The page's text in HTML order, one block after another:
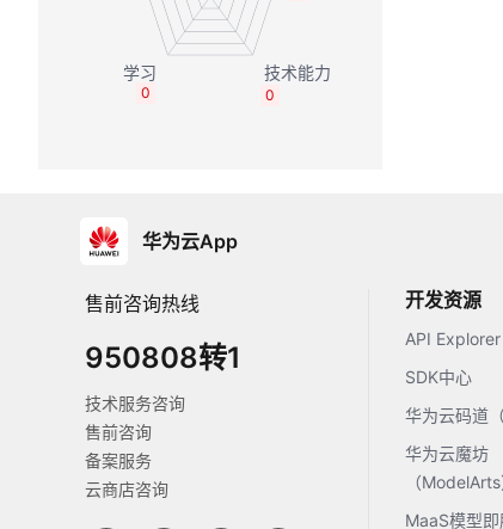
0
0
华为云App
售前咨询热线
950808转1
技术服务咨询
售前咨询
备案服务
云商店咨询
开发资源
API Explorer
SDK中心
华为云码道
华为云魔坊
（ModelArts
MaaS模型